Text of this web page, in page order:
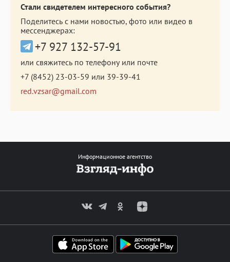
Стали свидетелем интересного события?
Поделитесь с нами новостью, фото или видео в
мессенджерах:
+7 927 132-57-91
или свяжитесь по телефону или почте
+7 (8452) 23-03-59 или 39-39-41
red.vzsar@gmail.com
Информационное агентство